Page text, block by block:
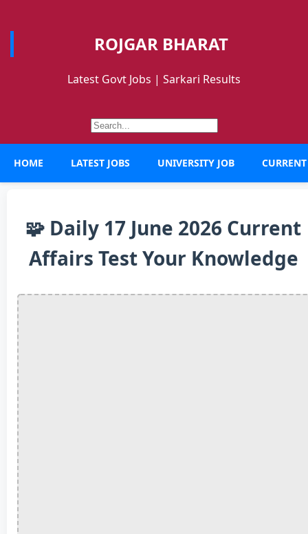
ROJGAR BHARAT
Latest Govt Jobs | Sarkari Results
HOME LATEST JOBS UNIVERSITY JOB
🧩 Daily 17 June 2026 Current
Affairs Test Your Knowledge